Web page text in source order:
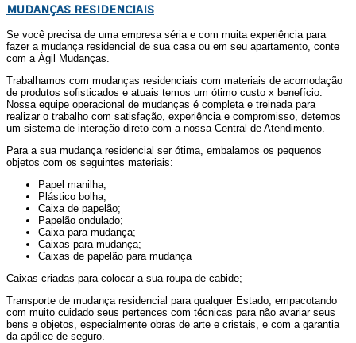
MUDANÇAS RESIDENCIAIS
Se você precisa de uma empresa séria e com muita experiência para
fazer a mudança residencial de sua casa ou em seu apartamento, conte
com a Ágil Mudanças.
Trabalhamos com mudanças residenciais com materiais de acomodação
de produtos sofisticados e atuais temos um ótimo custo x benefício.
Nossa equipe operacional de mudanças é completa e treinada para
realizar o trabalho com satisfação, experiência e compromisso, detemos
um sistema de interação direto com a nossa Central de Atendimento.
Para a sua mudança residencial ser ótima, embalamos os pequenos
objetos com os seguintes materiais:
Papel manilha;
Plástico bolha;
Caixa de papelão;
Papelão ondulado;
Caixa para mudança;
Caixas para mudança;
Caixas de papelão para mudança
Caixas criadas para colocar a sua roupa de cabide;
Transporte de mudança residencial para qualquer Estado, empacotando
com muito cuidado seus pertences com técnicas para não avariar seus
bens e objetos, especialmente obras de arte e cristais, e com a garantia
da apólice de seguro.